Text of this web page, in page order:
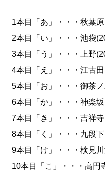
1本目「あ」・・・秋葉
2本目「い」・・・池袋
3本目「う」・・・上野
4本目「え」・・・江古
5本目「お」・・・御茶
6本目「か」・・・神楽
7本目「き」・・・吉祥
8本目「く」・・・九段
9本目「け」・・・検見
10本目「こ」・・・高円